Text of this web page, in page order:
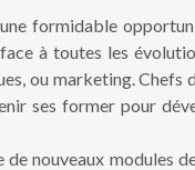
formidable
à toutes les
ou marketing. Chefs
ses former pour
de nouveaux modules